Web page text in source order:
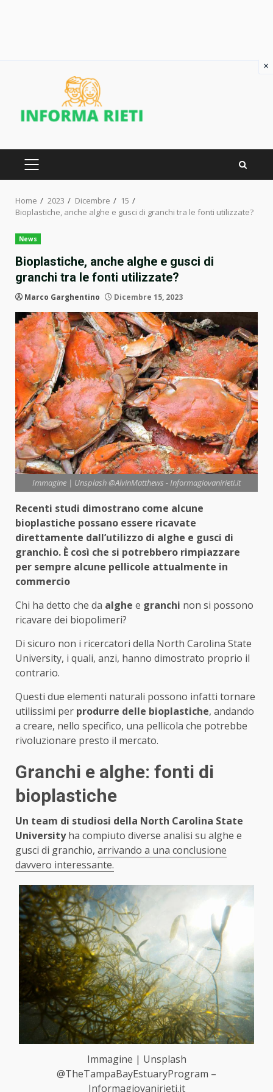
PRIMARY
Home 2023 Dicembre
15
Bioplastiche, anche alghe e gusci di granchi tra le fonti utilizzate?
News
Bioplastiche, anche alghe e gusci di
granchi tra le fonti utilizzate?
Marco Garghentino Dicembre 15, 2023
Immagine | Unsplash @AlvinMatthews - Informagiovanirieti.it
Recenti studi dimostrano come alcune
bioplastiche possano essere ricavate
direttamente dall’utilizzo di alghe e gusci di
granchio. È così che si potrebbero rimpiazzare
per sempre alcune pellicole attualmente in
commercio
Chi ha detto che da alghe e granchi non si possono
ricavare dei biopolimeri?
Di sicuro non i ricercatori della North Carolina State
University, i quali, anzi, hanno dimostrato proprio il
contrario.
Questi due elementi naturali possono infatti tornare
utilissimi per produrre delle bioplastiche, andando
a creare, nello specifico, una pellicola che potrebbe
rivoluzionare presto il mercato.
Granchi e alghe: fonti di
bioplastiche
Un team di studiosi della North Carolina State
Universityha compiuto diverse analisi su alghe e
gusci di granchio, arrivando a una conclusione
davvero interessante.
Immagine | Unsplash
@TheTampaBayEstuaryProgram –
Informagiovanirieti.it
×